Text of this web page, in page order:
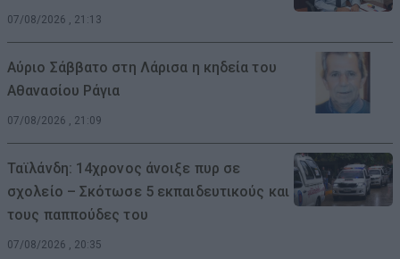
07/08/2026 , 21:13
Αύριο Σάββατο στη Λάρισα η κηδεία του
Αθανασίου Ράγια
07/08/2026 , 21:09
Ταϊλάνδη: 14χρονος άνοιξε πυρ σε
σχολείο – Σκότωσε 5 εκπαιδευτικούς και
τους παππούδες του
07/08/2026 , 20:35